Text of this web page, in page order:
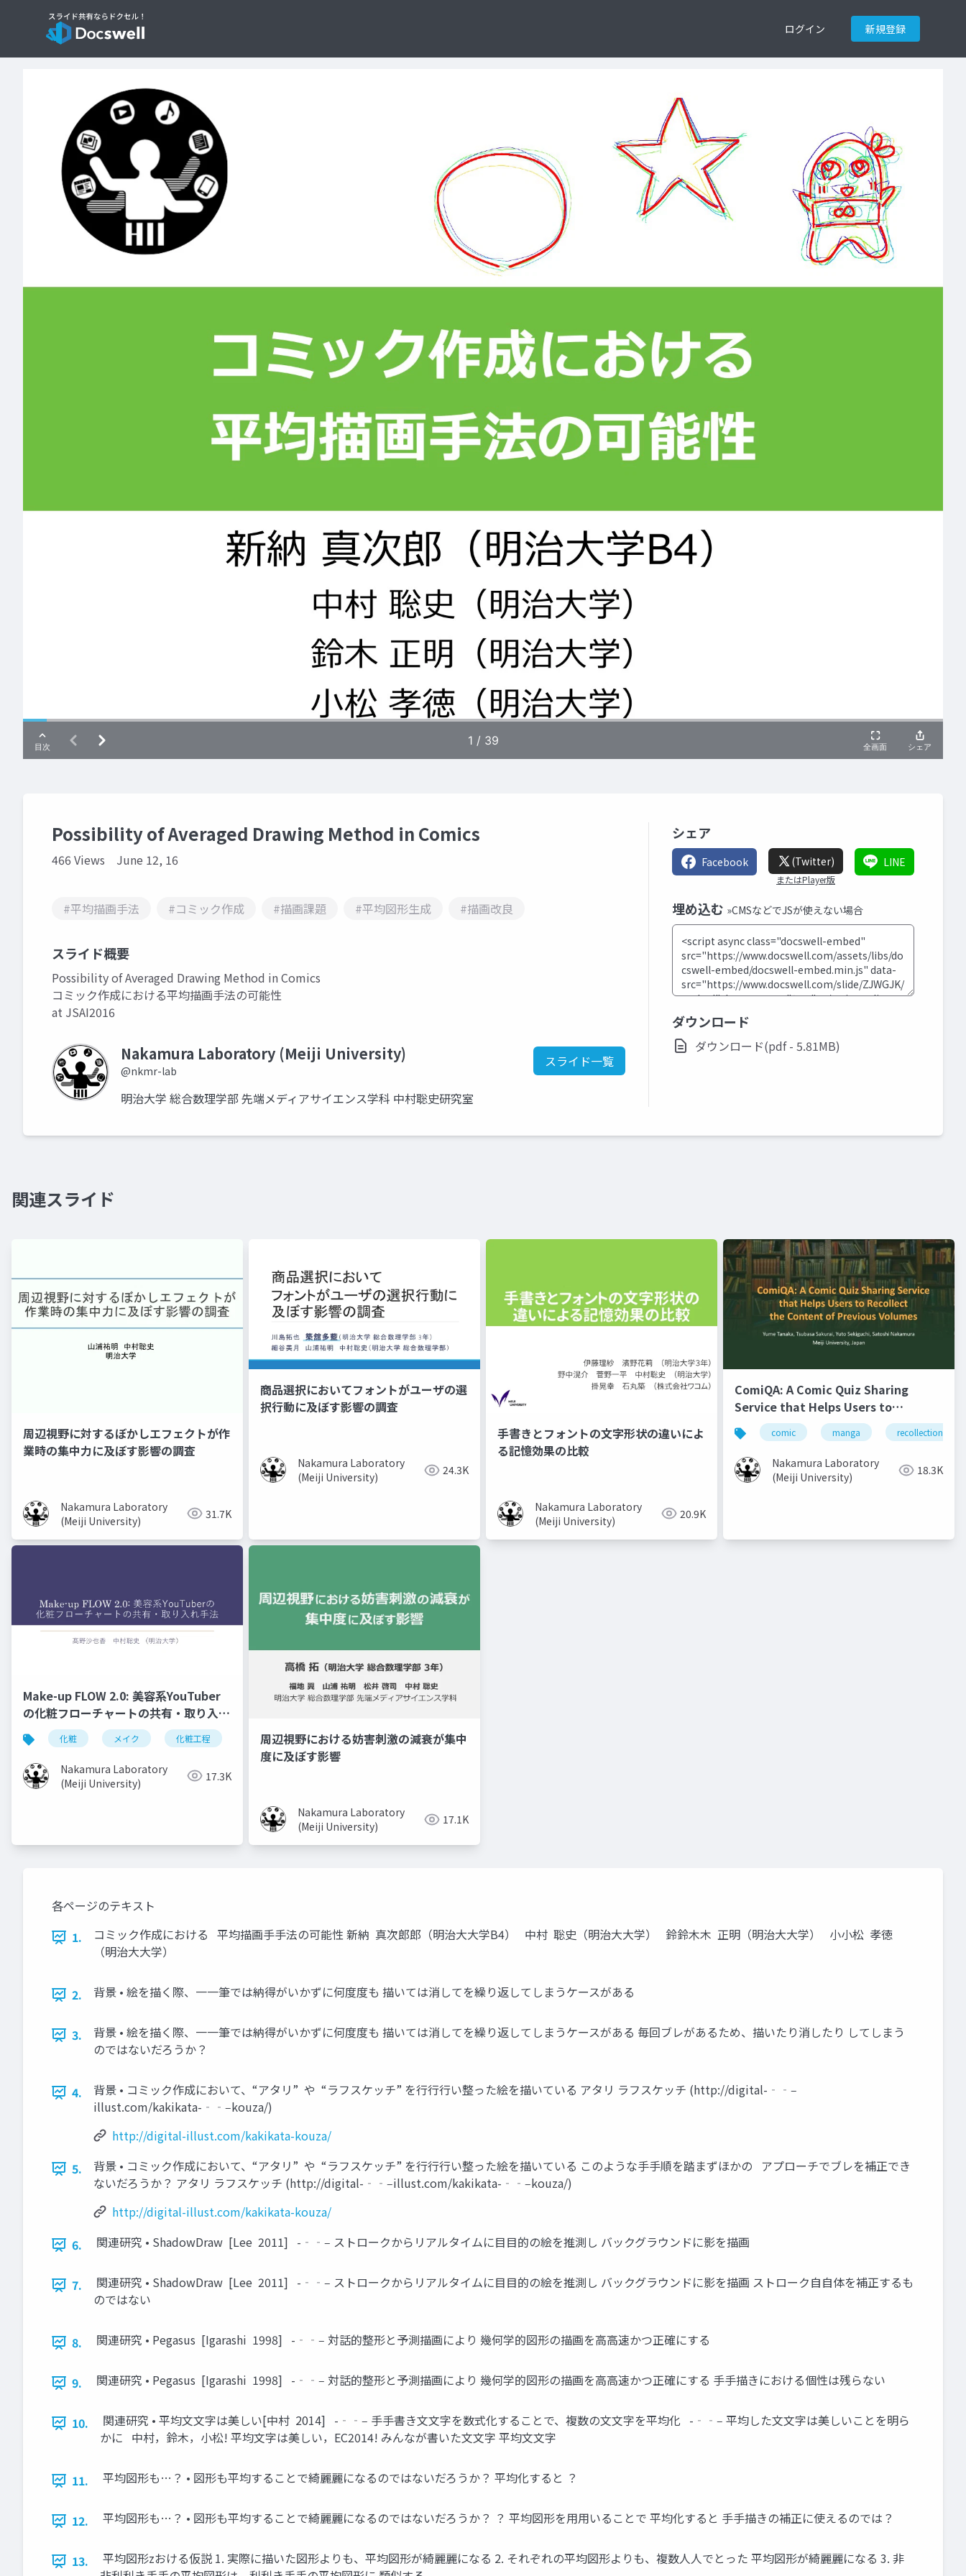
ログイン 新規登録
Possibility of Averaged Drawing Method in Comics
466 Views June 12, 16
#平均描画手法 #コミック作成 #描画課題 #平均図形生成 #描画改良
スライド概要
Possibility of Averaged Drawing Method in Comics
コミック作成における平均描画手法の可能性
at JSAI2016
Nakamura Laboratory (Meiji University)
@nkmr-lab
スライド一覧
明治大学 総合数理学部 先端メディアサイエンス学科 中村聡史研究室
シェア
Facebook (Twitter)
またはPlayer版
LINE
埋め込む »CMSなどでJSが使えない場合
ダウンロード
ダウンロード(pdf - 5.81MB)
関連スライド
周辺視野に対するぼかしエフェクトが作
業時の集中力に及ぼす影響の調査
Nakamura Laboratory
(Meiji University)
31.7K
商品選択においてフォントがユーザの選
択行動に及ぼす影響の調査
Nakamura Laboratory
(Meiji University)
24.3K
手書きとフォントの文字形状の違いによ
る記憶効果の比較
Nakamura Laboratory
(Meiji University)
20.9K
ComiQA: A Comic Quiz Sharing
Service that Helps Users to
Recollect the Content of Previous
Volumes
comic manga recollection
Nakamura Laboratory
(Meiji University)
18.3K
Make-up FLOW 2.0: 美容系YouTuber
の化粧フローチャートの共有・取り入れ
手法
化粧 メイク 化粧工程 フローチャート 美容系youtuber 取り入れ
Nakamura Laboratory
(Meiji University)
17.3K
周辺視野における妨害刺激の減衰が集中
度に及ぼす影響
Nakamura Laboratory
(Meiji University)
17.1K
各ページのテキスト
1.
コミック作成における 平均描画⼿手法の可能性 新納 真次郎郎（明治⼤大学B4） 中村 聡史（明治⼤大学） 鈴鈴⽊木 正明（明治⼤大学） ⼩小松 孝徳
（明治⼤大学）
2. 背景 • 絵を描く際、⼀一筆では納得がいかずに何度度も 描いては消してを繰り返してしまうケースがある
3.
背景 • 絵を描く際、⼀一筆では納得がいかずに何度度も 描いては消してを繰り返してしまうケースがある 毎回ブレがあるため、描いたり消したり してしまう
のではないだろうか？
4.
背景 • コミック作成において、“アタリ” や “ラフスケッチ” を⾏行行い整った絵を描いている アタリ ラフスケッチ (http://digital-‐‑‒
illust.com/kakikata-‐‑‒kouza/)
http://digital-illust.com/kakikata-kouza/
5.
背景 • コミック作成において、“アタリ” や “ラフスケッチ” を⾏行行い整った絵を描いている このような⼿手順を踏まずほかの アプローチでブレを補正でき
ないだろうか？ アタリ ラフスケッチ (http://digital-‐‑‒illust.com/kakikata-‐‑‒kouza/)
http://digital-illust.com/kakikata-kouza/
6.
関連研究 • ShadowDraw [Lee 2011] -‐‑‒ ストロークからリアルタイムに⽬目的の絵を推測し バックグラウンドに影を描画
7.
関連研究 • ShadowDraw [Lee 2011] -‐‑‒ ストロークからリアルタイムに⽬目的の絵を推測し バックグラウンドに影を描画 ストローク⾃自体を補正するも
のではない
8. 関連研究 • Pegasus [Igarashi 1998] -‐‑‒ 対話的整形と予測描画により 幾何学的図形の描画を⾼高速かつ正確にする
9. 関連研究 • Pegasus [Igarashi 1998] -‐‑‒ 対話的整形と予測描画により 幾何学的図形の描画を⾼高速かつ正確にする ⼿手描きにおける個性は残らない
10.
関連研究 • 平均⽂文字は美しい[中村 2014] -‐‑‒ ⼿手書き⽂文字を数式化することで、複数の⽂文字を平均化 -‐‑‒ 平均した⽂文字は美しいことを明ら
かに 中村，鈴木，小松! 平均文字は美しい，EC2014! みんなが書いた⽂文字 平均⽂文字
11. 平均図形も…？ • 図形も平均することで綺麗麗になるのではないだろうか？ 平均化すると ？
12. 平均図形も…？ • 図形も平均することで綺麗麗になるのではないだろうか？ ？ 平均図形を⽤用いることで 平均化すると ⼿手描きの補正に使えるのでは？
13.
平均図形zおける仮説 1. 実際に描いた図形よりも、平均図形が綺麗麗になる 2. それぞれの平均図形よりも、複数⼈人でとった 平均図形が綺麗麗になる 3. ⾮